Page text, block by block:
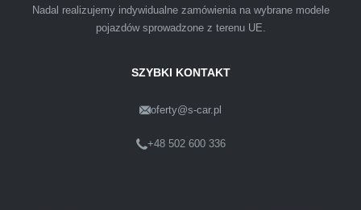
warunkach finansowych.
Lublin
Nadal realizujemy indywidualne zamówienia na wybrane modele
pojazdów sprowadzone z terenu UE.
SZYBKI KONTAKT
oferty@s-car.pl
+48 502 600 336